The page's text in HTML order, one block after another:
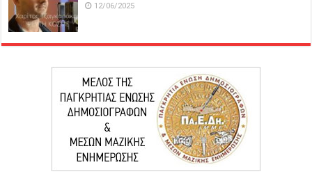
12/06/2025